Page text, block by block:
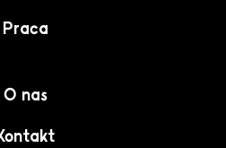
Praca
O nas